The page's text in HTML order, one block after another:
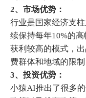
2、市场优势：
行业是国家经济支
续保持每年10%的
获利较高的模式，
费群体和地域的限
3、投资优势：
小猿AI推出了很多